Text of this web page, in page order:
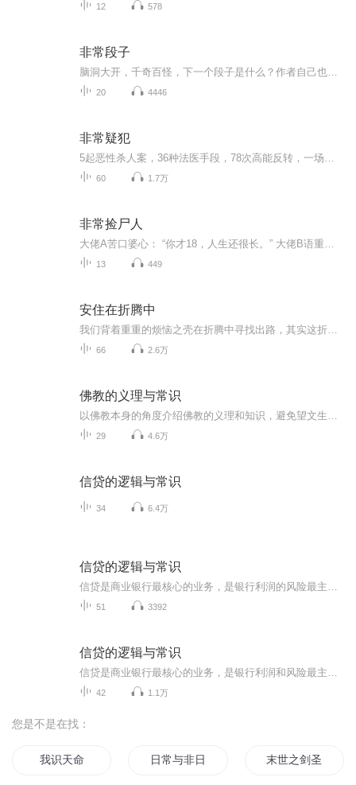
12 578
非常段子
20 4446
非常疑犯
60 1.7万
非常捡尸人
13 449
安住在折腾中
66 2.6万
佛教的义理与常识
29 4.6万
信贷的逻辑与常识
34 6.4万
信贷的逻辑与常识
51 3392
信贷的逻辑与常识
42 1.1万
您是不是在找：
我识天命 日常与非日常 末世之剑圣用刀